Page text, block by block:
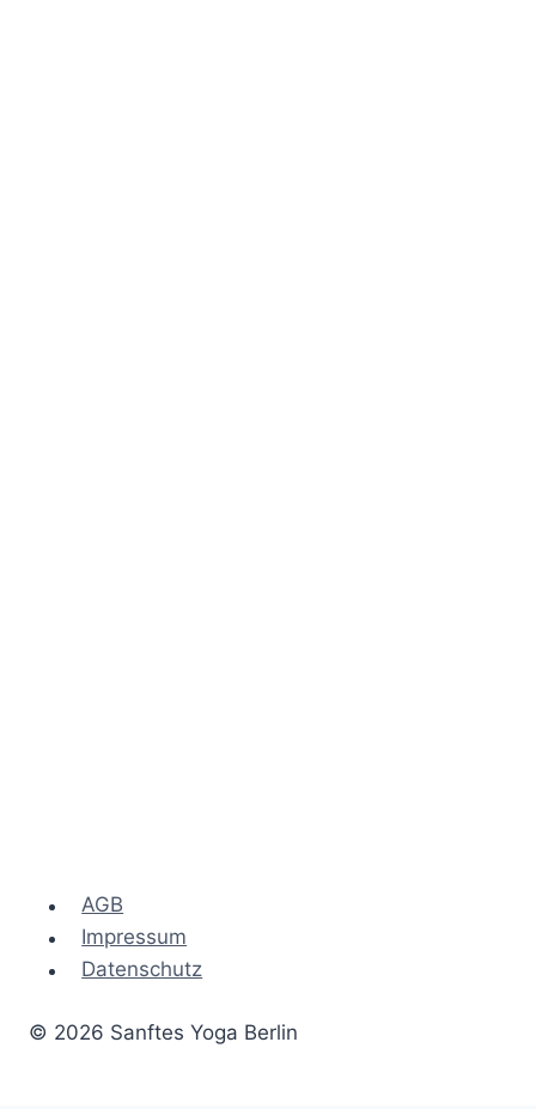
AGB
Impressum
Datenschutz
© 2026 Sanftes Yoga Berlin